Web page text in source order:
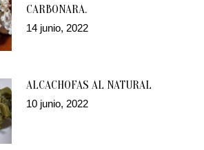
CARBONARA.
14 junio, 2022
ALCACHOFAS AL NATURAL
10 junio, 2022